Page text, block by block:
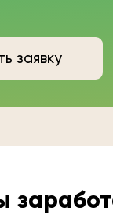
заявку